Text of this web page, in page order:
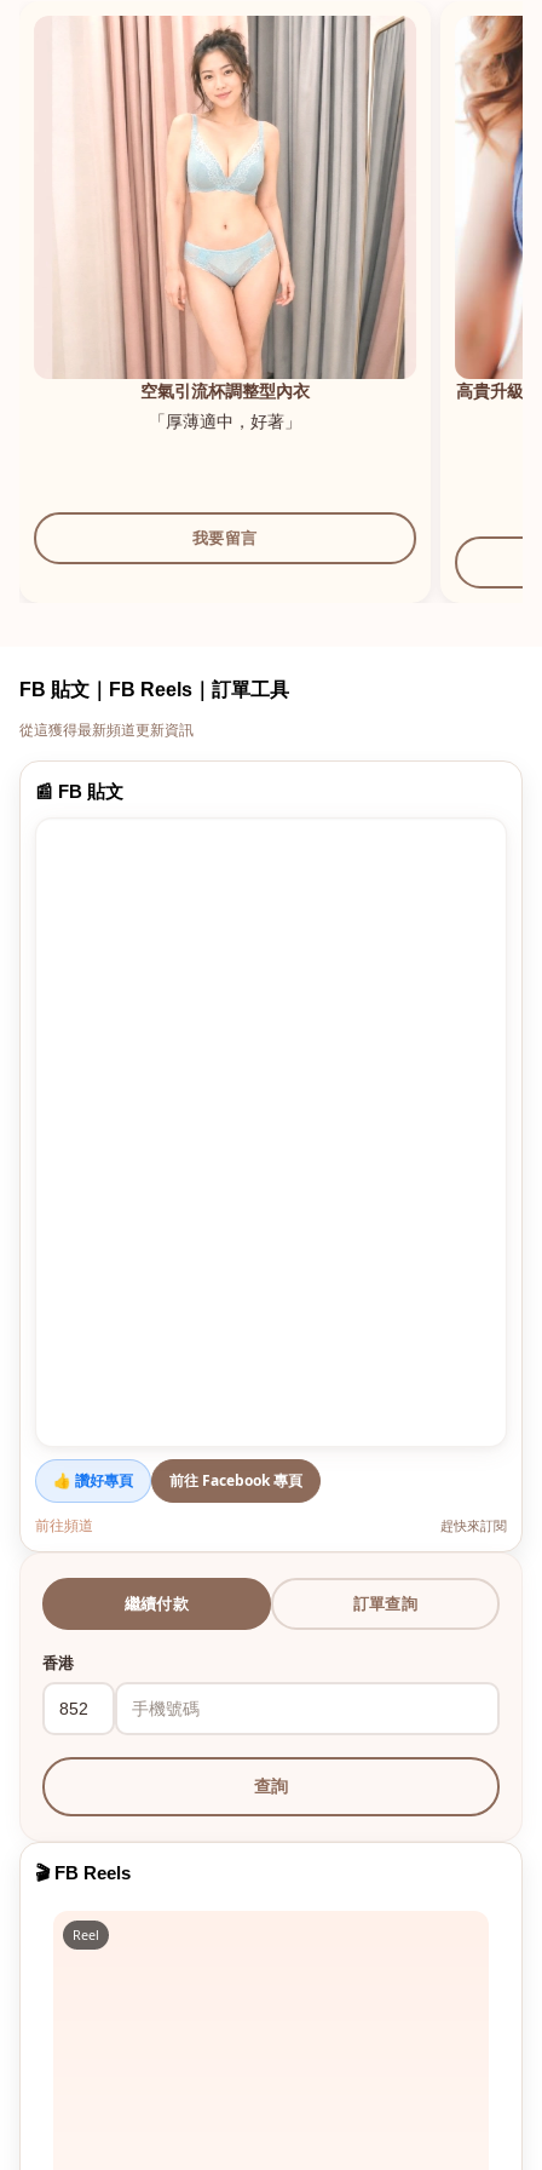
空氣引流杯調整型內衣
「厚薄適中，好著」
我要留言
高貴升級
FB 貼文｜FB Reels｜訂單工具
從這獲得最新頻道更新資訊
📰 FB 貼文
👍 讚好專頁 前往 Facebook 專頁
前往頻道 趕快來訂閱
繼續付款 訂單查詢
香港
查詢
🎬 FB Reels
Reel
港澳中文
English